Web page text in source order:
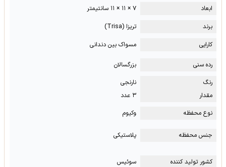
ابعاد
۷ × ۱۱ × ۱۱ سانتیمتر
برند
تریزا (Trisa)
کارایی
مسواک بین دندانی
رده سنی
بزرگسالان
رنگ
نارنجی
مقدار
۳ عدد
نوع محفظه
وکیوم
جنس محفظه پلاستیکی
کشور تولید کننده سوئیس